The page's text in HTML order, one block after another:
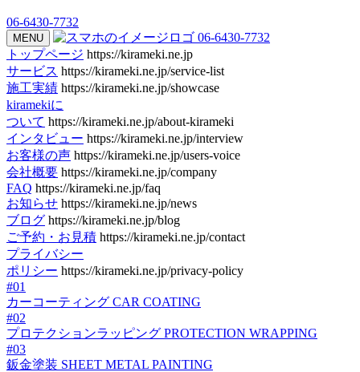
06-6430-7732
MENU
06-6430-7732
トップページ https://kirameki.ne.jp
サービス https://kirameki.ne.jp/service-list
施工実績 https://kirameki.ne.jp/showcase
kiramekiに
ついて https://kirameki.ne.jp/about-kirameki
インタビュー https://kirameki.ne.jp/interview
お客様の声 https://kirameki.ne.jp/users-voice
会社概要 https://kirameki.ne.jp/company
FAQ https://kirameki.ne.jp/faq
お知らせ https://kirameki.ne.jp/news
ブログ https://kirameki.ne.jp/blog
ご予約・お見積 https://kirameki.ne.jp/contact
プライバシー
ポリシー https://kirameki.ne.jp/privacy-policy
#01
カーコーティング CAR COATING
#02
プロテクションラッピング PROTECTION WRAPPING
#03
鈑金塗装 SHEET METAL PAINTING